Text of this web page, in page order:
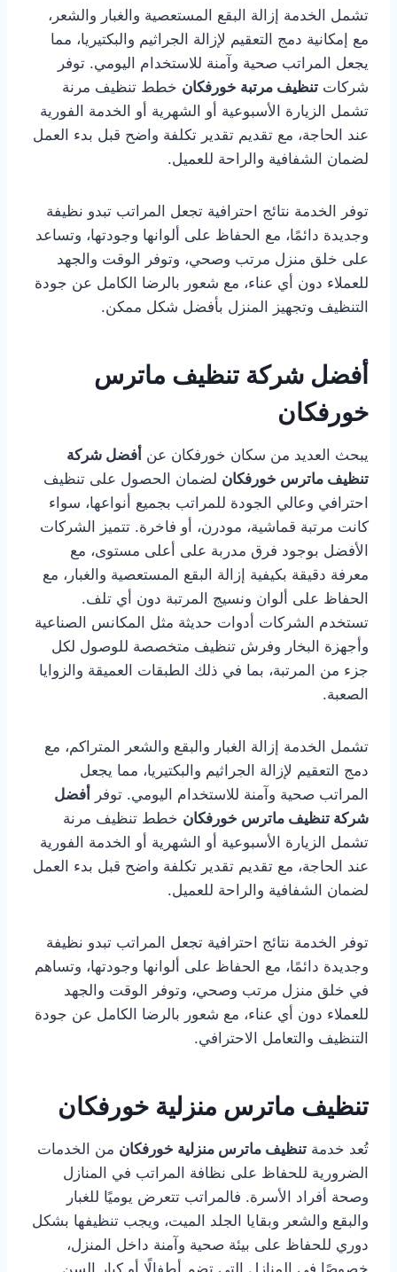
تشمل الخدمة إزالة البقع المستعصية والغبار والشعر،
مع إمكانية دمج التعقيم لإزالة الجراثيم والبكتيريا، مما
يجعل المراتب صحية وآمنة للاستخدام اليومي. توفر
شركات تنظيف مرتبة خورفكان خطط تنظيف مرنة
تشمل الزيارة الأسبوعية أو الشهرية أو الخدمة الفورية
عند الحاجة، مع تقديم تقدير تكلفة واضح قبل بدء العمل
لضمان الشفافية والراحة للعميل.
توفر الخدمة نتائج احترافية تجعل المراتب تبدو نظيفة
وجديدة دائمًا، مع الحفاظ على ألوانها وجودتها، وتساعد
على خلق منزل مرتب وصحي، وتوفر الوقت والجهد
للعملاء دون أي عناء، مع شعور بالرضا الكامل عن جودة
التنظيف وتجهيز المنزل بأفضل شكل ممكن.
أفضل شركة تنظيف ماترس
خورفكان
يبحث العديد من سكان خورفكان عن أفضل شركة
تنظيف ماترس خورفكان لضمان الحصول على تنظيف
احترافي وعالي الجودة للمراتب بجميع أنواعها، سواء
كانت مرتبة قماشية، مودرن، أو فاخرة. تتميز الشركات
الأفضل بوجود فرق مدربة على أعلى مستوى، مع
معرفة دقيقة بكيفية إزالة البقع المستعصية والغبار، مع
الحفاظ على ألوان ونسيج المرتبة دون أي تلف.
تستخدم الشركات أدوات حديثة مثل المكانس الصناعية
وأجهزة البخار وفرش تنظيف متخصصة للوصول لكل
جزء من المرتبة، بما في ذلك الطبقات العميقة والزوايا
الصعبة.
تشمل الخدمة إزالة الغبار والبقع والشعر المتراكم، مع
دمج التعقيم لإزالة الجراثيم والبكتيريا، مما يجعل
المراتب صحية وآمنة للاستخدام اليومي. توفر
أفضل
شركة تنظيف ماترس خورفكان خطط تنظيف مرنة
تشمل الزيارة الأسبوعية أو الشهرية أو الخدمة الفورية
عند الحاجة، مع تقديم تقدير تكلفة واضح قبل بدء العمل
لضمان الشفافية والراحة للعميل.
توفر الخدمة نتائج احترافية تجعل المراتب تبدو نظيفة
وجديدة دائمًا، مع الحفاظ على ألوانها وجودتها، وتساهم
في خلق منزل مرتب وصحي، وتوفر الوقت والجهد
للعملاء دون أي عناء، مع شعور بالرضا الكامل عن جودة
التنظيف والتعامل الاحترافي.
تنظيف ماترس منزلية خورفكان
تُعد خدمة تنظيف ماترس منزلية خورفكان من الخدمات
الضرورية للحفاظ على نظافة المراتب في المنازل
وصحة أفراد الأسرة. فالمراتب تتعرض يوميًا للغبار
والبقع والشعر وبقايا الجلد الميت، ويجب تنظيفها بشكل
دوري للحفاظ على بيئة صحية وآمنة داخل المنزل،
خصوصًا في المنازل التي تضم أطفالًا أو كبار السن.